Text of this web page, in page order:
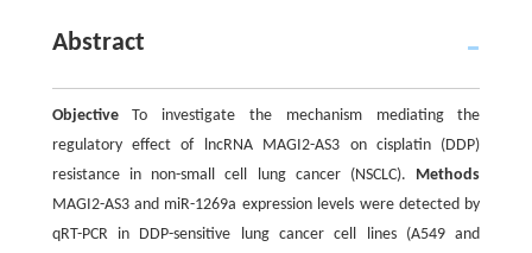
Abstract
ObjectiveTo investigate the mechanism mediating the
regulatory effect of lncRNA MAGI2-AS3 on cisplatin (DDP)
resistance in non-small cell lung cancer (NSCLC). Methods
MAGI2-AS3 and miR-1269a expression levels were detected by
qRT-PCR in DDP-sensitive lung cancer cell lines (A549 and